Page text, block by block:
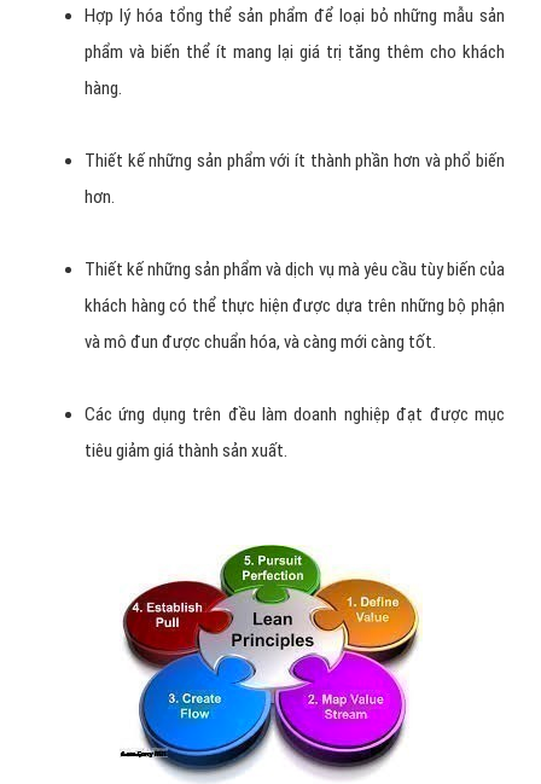
Hợp lý hóa tổng thể sản phẩm để loại bỏ những mẫu sản
phẩm và biến thể ít mang lại giá trị tăng thêm cho khách
hàng.
Thiết kế những sản phẩm với ít thành phần hơn và phổ biến
hơn.
Thiết kế những sản phẩm và dịch vụ mà yêu cầu tùy biến của
khách hàng có thể thực hiện được dựa trên những bộ phận
và mô đun được chuẩn hóa, và càng mới càng tốt.
Các ứng dụng trên đều làm doanh nghiệp đạt được mục
tiêu giảm giá thành sản xuất.